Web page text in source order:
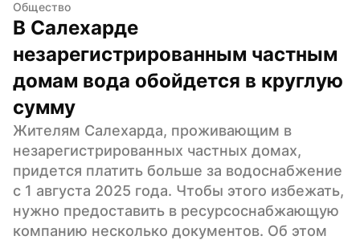
Общество
В Салехарде
незарегистрированным частным
домам вода обойдется в круглую
сумму
Жителям Салехарда, проживающим в
незарегистрированных частных домах,
придется платить больше за водоснабжение
с 1 августа 2025 года. Чтобы этого избежать,
нужно предоставить в ресурсоснабжающую
компанию несколько документов. Об этом